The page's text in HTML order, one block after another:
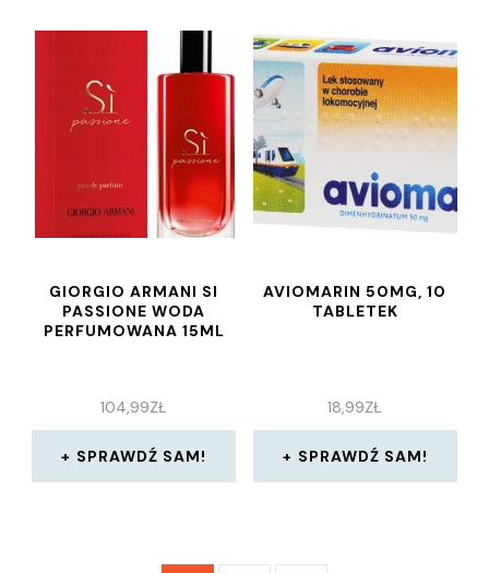
GIORGIO ARMANI SI
PASSIONE WODA
PERFUMOWANA 15ML
104,99ZŁ
SPRAWDŹ SAM!
AVIOMARIN 50MG, 10
TABLETEK
18,99ZŁ
SPRAWDŹ SAM!